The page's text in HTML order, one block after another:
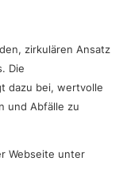
zirkulären Ansatz
Die
dazu bei, wertvolle
und Abfälle zu
Webseite unter